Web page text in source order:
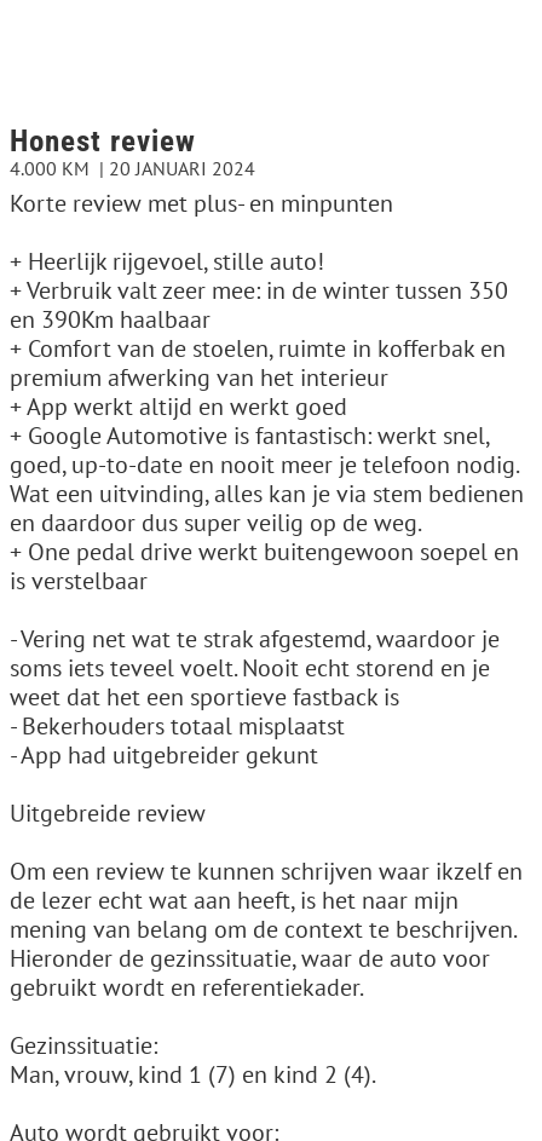
Honest review
4.000 KM 20 JANUARI 2024
Korte review met plus- en minpunten
+ Heerlijk rijgevoel, stille auto!
+ Verbruik valt zeer mee: in de winter tussen 350
en 390Km haalbaar
+ Comfort van de stoelen, ruimte in kofferbak en
premium afwerking van het interieur
+ App werkt altijd en werkt goed
+ Google Automotive is fantastisch: werkt snel,
goed, up-to-date en nooit meer je telefoon nodig.
Wat een uitvinding, alles kan je via stem bedienen
en daardoor dus super veilig op de weg.
+ One pedal drive werkt buitengewoon soepel en
is verstelbaar
- Vering net wat te strak afgestemd, waardoor je
soms iets teveel voelt. Nooit echt storend en je
weet dat het een sportieve fastback is
- Bekerhouders totaal misplaatst
- App had uitgebreider gekunt
Uitgebreide review
Om een review te kunnen schrijven waar ikzelf en
de lezer echt wat aan heeft, is het naar mijn
mening van belang om de context te beschrijven.
Hieronder de gezinssituatie, waar de auto voor
gebruikt wordt en referentiekader.
Gezinssituatie:
Man, vrouw, kind 1 (7) en kind 2 (4).
Auto wordt gebruikt voor: